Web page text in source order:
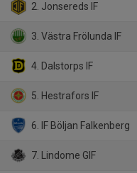
2. Jonsereds IF
3. Västra Frölunda IF
4. Dalstorps IF
5. Hestrafors IF
6. IF Böljan Falkenberg
7. Lindome GIF